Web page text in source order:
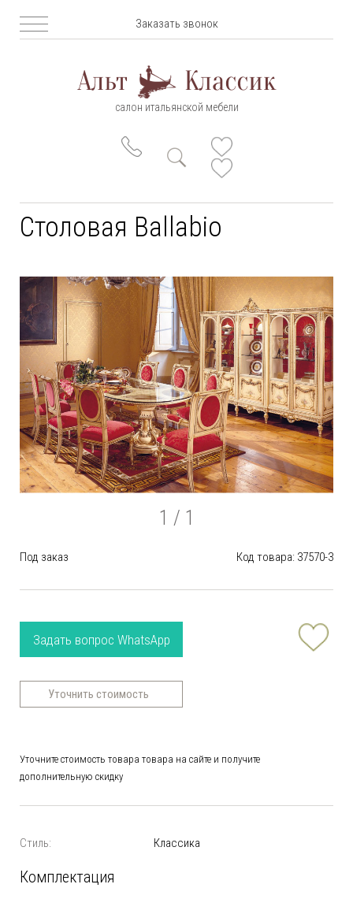
Заказать звонок
салон итальянской мебели
1 / 1
Столовая Ballabio
Под заказ Код товара: 37570-3
Задать вопрос WhatsApp
Уточнить стоимость
Уточните стоимость товара товара на сайте и получите
дополнительную скидку
Стиль: Классика
Комплектация